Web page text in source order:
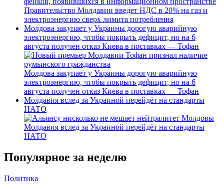
Правительство Молдавии введет НДС в 20% на газ и
электроэнергию сверх лимита потребления
Молдова закупает у Украины дорогую аварийную
электроэнергию, чтобы покрыть дефицит, но на 6
августа получен отказ Киева в поставках — Тофан
Молдова закупает у Украины дорогую аварийную
электроэнергию, чтобы покрыть дефицит, но на 6
августа получен отказ Киева в поставках — Тофан
Молдавия вслед за Украиной перейдёт на стандарты
НАТО
Молдавия вслед за Украиной перейдёт на стандарты
НАТО
Популярное за неделю
Политика